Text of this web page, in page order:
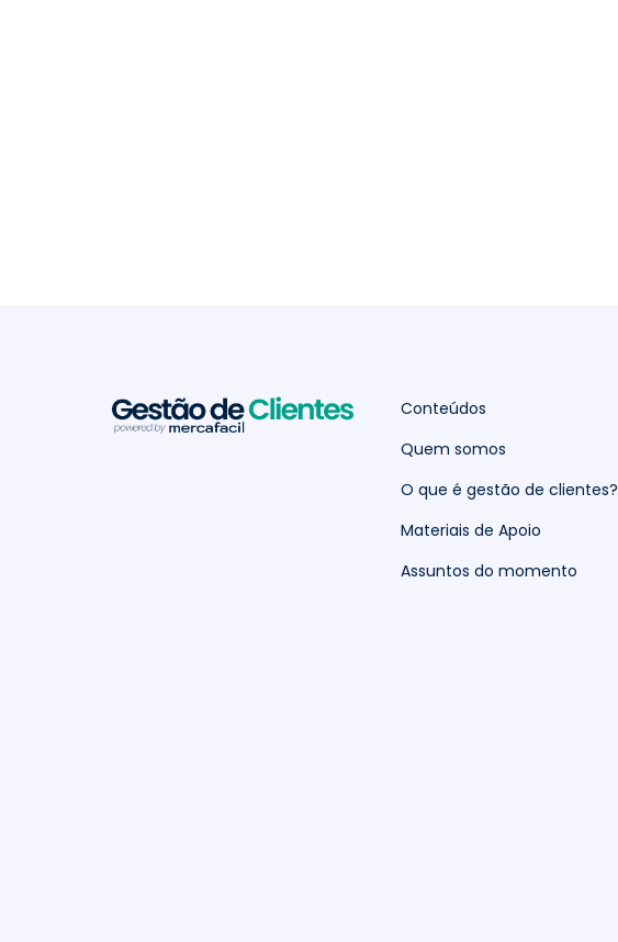
Conteúdos
Quem somos
O que é gestão de clientes?
Materiais de Apoio
Assuntos do momento